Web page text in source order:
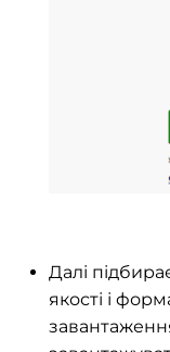
Далі
якості і